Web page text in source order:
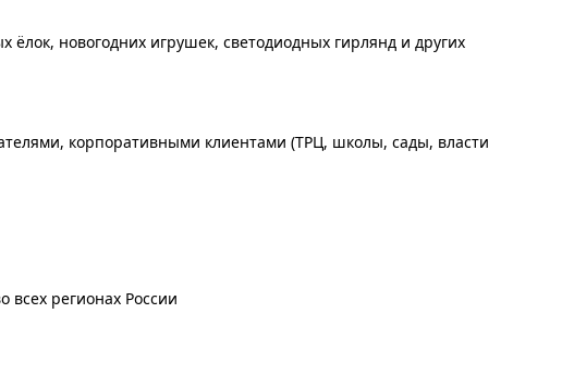
новогодних игрушек, светодиодных гирлянд и других
корпоративными клиентами (ТРЦ, школы, сады, власти
всех регионах России